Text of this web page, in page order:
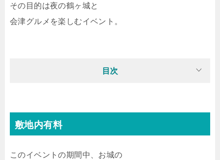
その目的は夜の鶴ヶ城と
会津グルメを楽しむイベント。
目次
敷地内有料
このイベントの期間中、お城の